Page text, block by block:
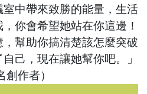
中帶來致勝的能量，生活
你會希望她站在你這邊！
幫助你搞清楚該怎麼突破
己，現在讓她幫你吧。」
作者）